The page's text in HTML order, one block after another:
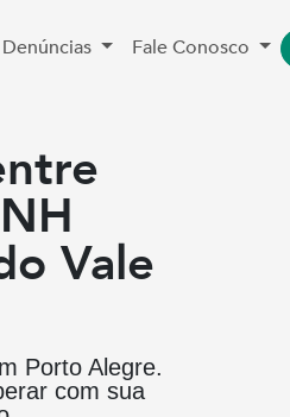
Fale Conosco
Vale
Porto Alegre.
com sua